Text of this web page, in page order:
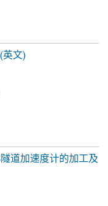
英文)
道加速度计的加工及